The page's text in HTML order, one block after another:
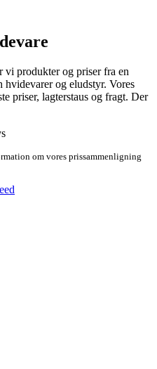
vi produkter og priser fra en
og eludstyr. Vores
priser, lagterstaus og fragt. Der
om vores prissammenligning